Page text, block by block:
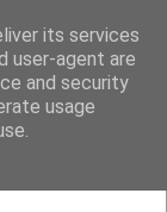
its services
user-agent are
and security
usage